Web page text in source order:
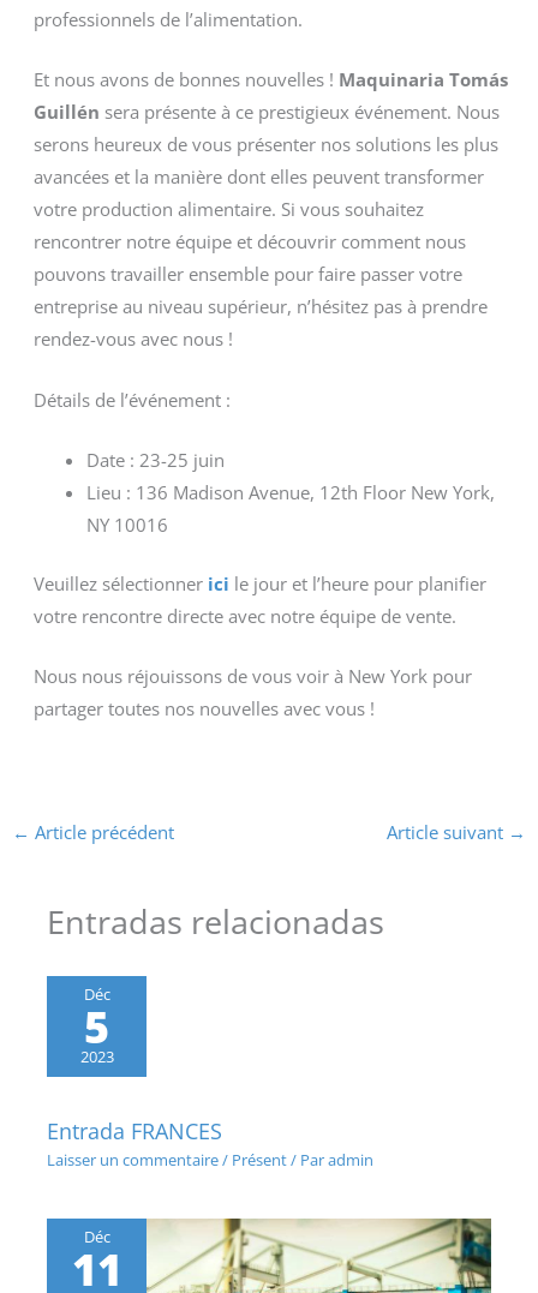
professionnels de l’alimentation.
Et nous avons de bonnes nouvelles ! Maquinaria Tomás
Guillén sera présente à ce prestigieux événement. Nous
serons heureux de vous présenter nos solutions les plus
avancées et la manière dont elles peuvent transformer
votre production alimentaire. Si vous souhaitez
rencontrer notre équipe et découvrir comment nous
pouvons travailler ensemble pour faire passer votre
entreprise au niveau supérieur, n’hésitez pas à prendre
rendez-vous avec nous !
Détails de l’événement :
Date : 23-25 juin
Lieu : 136 Madison Avenue, 12th Floor New York,
NY 10016
Veuillez sélectionner ici le jour et l’heure pour planifier
votre rencontre directe avec notre équipe de vente.
Nous nous réjouissons de vous voir à New York pour
partager toutes nos nouvelles avec vous !
← Article précédent Article suivant →
Entradas relacionadas
Déc
5
2023
Entrada FRANCES
Laisser un commentaire/ Présent/ Paradmin
Déc
11